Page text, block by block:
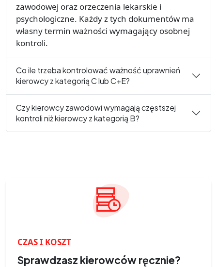
zawodowej oraz orzeczenia lekarskie i
psychologiczne. Każdy z tych dokumentów ma
własny termin ważności wymagający osobnej
kontroli.
Co ile trzeba kontrolować ważność uprawnień
kierowcy z kategorią C lub C+E?
Czy kierowcy zawodowi wymagają częstszej
kontroli niż kierowcy z kategorią B?
CZAS I KOSZT
Sprawdzasz kierowców ręcznie?